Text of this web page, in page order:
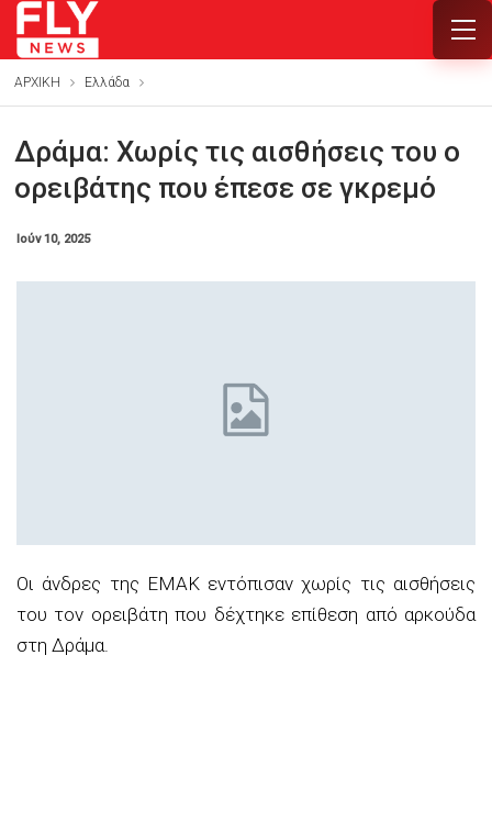
ΑΡΧΙΚΗ Ελλάδα
Δράμα: Χωρίς τις αισθήσεις του ο
ορειβάτης που έπεσε σε γκρεμό
Ιούν 10, 2025
Οι άνδρες της ΕΜΑΚ εντόπισαν χωρίς τις αισθήσεις
του τον ορειβάτη που δέχτηκε επίθεση από αρκούδα
στη Δράμα.